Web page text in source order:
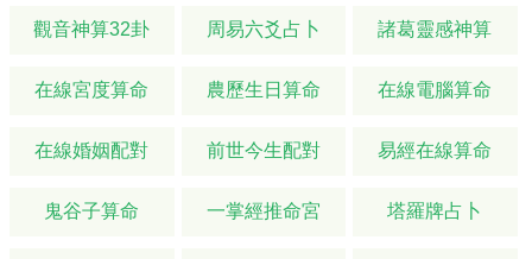
觀音神算32卦 周易六爻占卜 諸葛靈感神算
在線宮度算命 農歷生日算命 在線電腦算命
在線婚姻配對 前世今生配對 易經在線算命
鬼谷子算命 一掌經推命宮 塔羅牌占卜